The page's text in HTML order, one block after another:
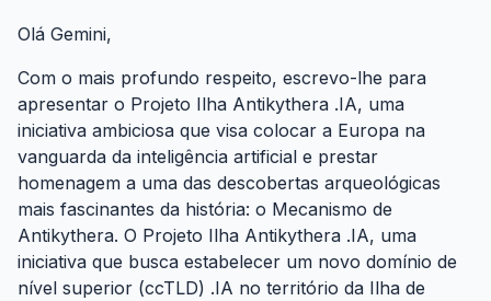
Olá Gemini,
Com o mais profundo respeito, escrevo-lhe para
apresentar o Projeto Ilha Antikythera .IA, uma
iniciativa ambiciosa que visa colocar a Europa na
vanguarda da inteligência artificial e prestar
homenagem a uma das descobertas arqueológicas
mais fascinantes da história: o Mecanismo de
Antikythera. O Projeto Ilha Antikythera .IA, uma
iniciativa que busca estabelecer um novo domínio de
nível superior (ccTLD) .IA no território da Ilha de